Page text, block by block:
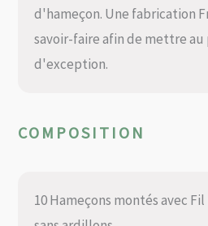
d'hameçon. Une fabrication
savoir-faire afin de mettre au
d'exception.
COMPOSITION
10 Hameçons montés avec